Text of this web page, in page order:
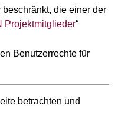
die einer der
Projektmitglieder“
Benutzerrechte für
betrachten und